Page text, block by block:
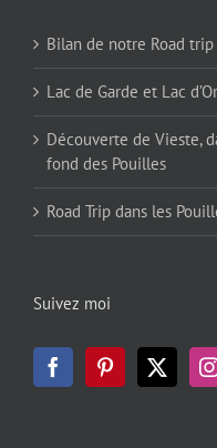
Bilan de notre Road
Lac de Garde et Lac
Découverte de Vieste,
fond des Pouilles
Road Trip dans les
Suivez moi